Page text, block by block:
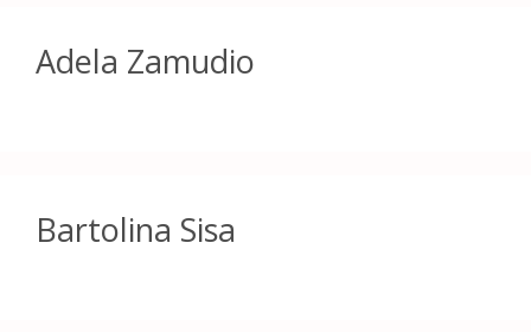
Adela Zamudio
Bartolina Sisa